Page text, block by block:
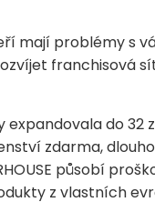
mají problémy s
franchisová
do 32
zdarma,
působí
z vlastních